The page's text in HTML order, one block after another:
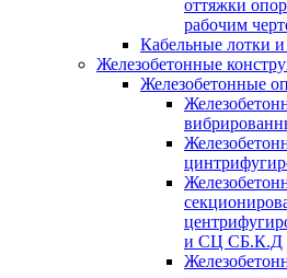
оттяжки
рабочим
Кабельные лотки
Железобетонные
Железобетонные
и СЦ СБ.К.Д